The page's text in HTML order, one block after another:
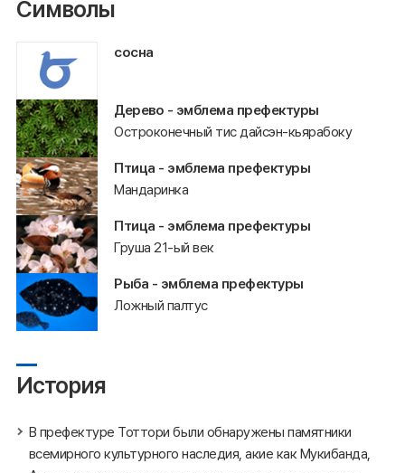
Символы
сосна
Дерево - эмблема префектуры
Остроконечный тис дайсэн-кьярабоку
Птица - эмблема префектуры
Мандаринка
Птица - эмблема префектуры
Груша 21-ый век
Рыба - эмблема префектуры
Ложный палтус
История
В префектуре Тоттори были обнаружены памятники
всемирного культурного наследия, акие как Мукибанда,